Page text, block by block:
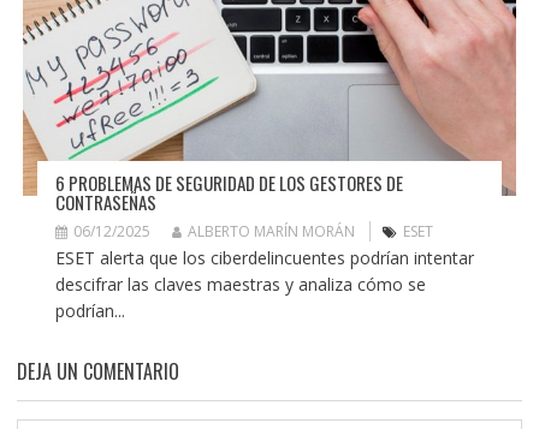
6 PROBLEMAS DE SEGURIDAD DE LOS GESTORES DE
CONTRASEÑAS
06/12/2025 ALBERTO MARÍN MORÁN ESET
ESET alerta que los ciberdelincuentes podrían intentar
descifrar las claves maestras y analiza cómo se
podrían...
DEJA UN COMENTARIO